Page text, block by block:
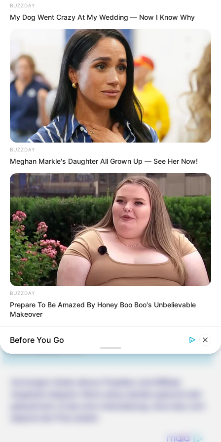
Deutschlandweit Veranstaltung kostenlos
Wäre es nicht besser, wenn sich die Präsidenten und
Generäle mit Knüppeln gegenseitig erschlagen würden,
zu ermorden?
weitere Kalauer
Quermania folgen: Impressum & Kontakt
Smartphone Startseite
Suchen:
BUZZDAY
My Dog Went Crazy At My Wedding — Now I Know Why
BUZZDAY
Meghan Markle's Daughter All Grown Up — See Her Now!
BUZZDAY
Prepare To Be Amazed By Honey Boo Boo's Unbelievable
Makeover
Polar Bear Approaches Fishermen - Watch
Before You Go